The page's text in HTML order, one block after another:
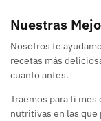
Nuestras
Nosotros te
recetas más
cuanto antes.
Traemos para ti
nutritivas en las